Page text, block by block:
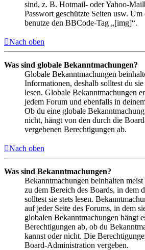
sind, z. B. Hotmail- oder Yahoo-
Passwort geschützte Seiten usw.
benutze den BBCode-Tag „[img]“.
Nach oben
Was sind globale Bekanntmachungen?
Globale Bekanntmachungen
Informationen, deshalb solltest du
lesen. Globale Bekanntmachungen
jedem Forum und ebenfalls in
Ob du eine globale
nicht, hängt von den durch die
vergebenen Berechtigungen ab.
Nach oben
Was sind Bekanntmachungen?
Bekanntmachungen beinhalten
zu dem Bereich des Boards, in dem
solltest sie stets lesen.
auf jeder Seite des Forums, in dem
globalen Bekanntmachungen hängt
Berechtigungen ab, ob du
kannst oder nicht. Die
Board-Administration vergeben.